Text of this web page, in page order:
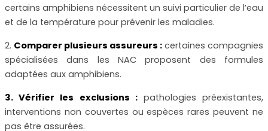
certains amphibiens nécessitent un suivi particulier de l’eau
et de la température pour prévenir les maladies.
2. Comparer plusieurs assureurs : certaines compagnies
spécialisées dans les NAC proposent des formules
adaptées aux amphibiens.
3. Vérifier les exclusions :pathologies préexistantes,
interventions non couvertes ou espèces rares peuvent ne
pas être assurées.